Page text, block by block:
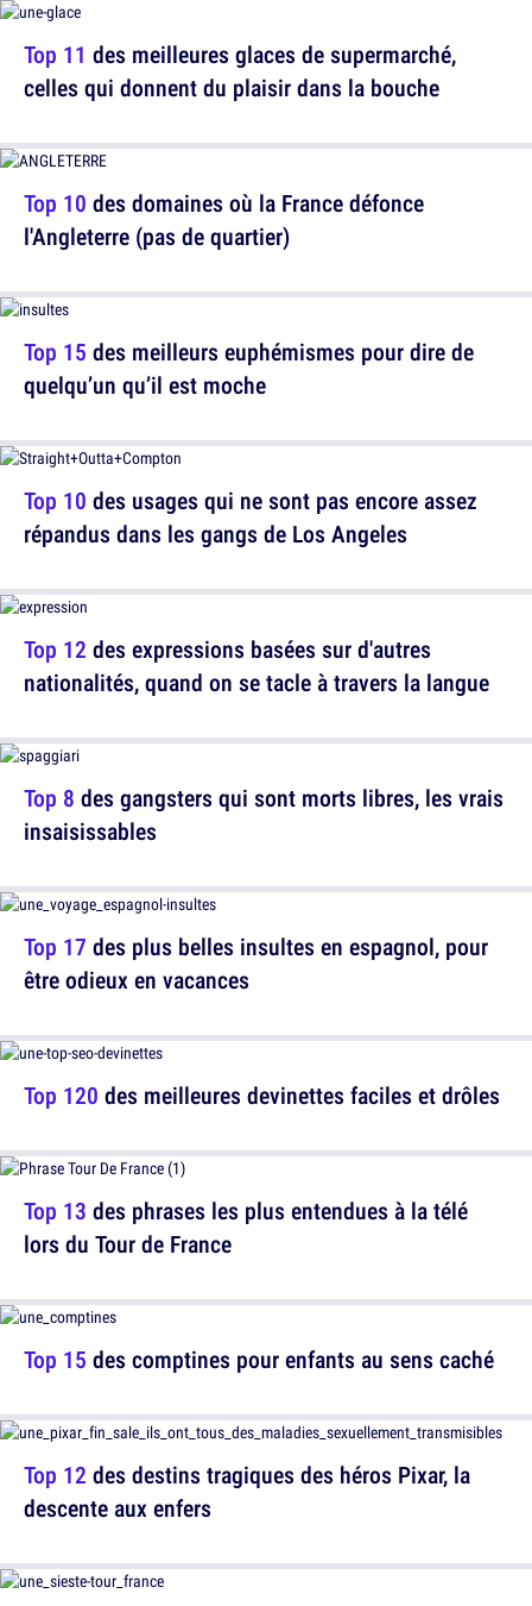
Top 11 des meilleures glaces de supermarché,
celles qui donnent du plaisir dans la bouche
Top 15 des meilleurs euphémismes pour dire de
quelqu’un qu’il est moche
Top 12 des expressions basées sur d'autres
nationalités, quand on se tacle à travers la langue
Top 17 des plus belles insultes en espagnol, pour
être odieux en vacances
Top 13 des phrases les plus entendues à la télé
lors du Tour de France
Top 12 des destins tragiques des héros Pixar, la
descente aux enfers
Top 10 des domaines où la France défonce
l'Angleterre (pas de quartier)
Top 10 des usages qui ne sont pas encore assez
répandus dans les gangs de Los Angeles
Top 8 des gangsters qui sont morts libres, les vrais
insaisissables
Top 120 des meilleures devinettes faciles et drôles
Top 15 des comptines pour enfants au sens caché